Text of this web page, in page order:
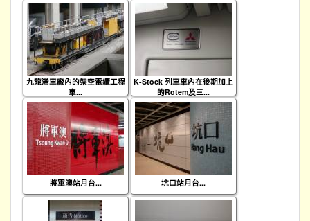
九龍灣車廠內的架空電纜工程
車...
K-Stock 列車車內在後期加上
的Rotem及三...
將軍澳站月台... 坑口站月台...